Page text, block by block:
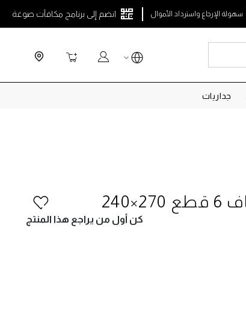
سهولة الإرجاع واسترداد الأموال انضم إلى برنامج مكافآت صوغة
سلة التسوق
جداريات
زون طقم لحاف 6 قطع 270×240
كن أول من يراجع هذا المنتج